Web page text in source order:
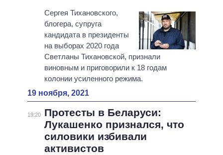
Сергея Тихановского,
блогера, супруга
кандидата в президенты
на выборах 2020 года
Светланы Тихановской, признали
виновным и приговорили к 18 годам
колонии усиленного режима.
19 ноября, 2021
19:20
Протесты в Беларуси:
Лукашенко признался, что
силовики избивали
активистов